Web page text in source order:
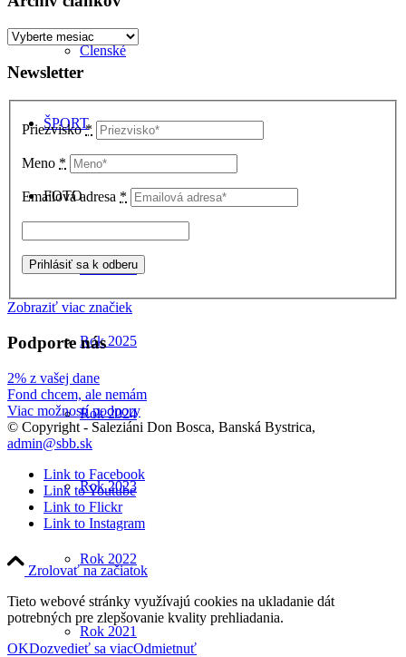
Členské
ŠPORT
FOTO
Rok 2026
Rok 2025
Rok 2024
Rok 2023
Rok 2022
Rok 2021
Archív
Newsletter
Priezvisko*
Meno *
Emailová adresa *
Zobraziť viac značiek
Podporte nás
2% z vašej dane
Fond chcem, ale nemám
Viac možností podpory
© Copyright - Saleziáni Don Bosca, Banská Bystrica,
admin@sbb.sk
Link to Facebook
Link to Youtube
Link to Flickr
Link to Instagram
Zrolovať na začiatok
Tieto webové stránky využívajú cookies na ukladanie dát
potrebných pre zlepšovanie kvality prehliadania.
OKDozvedieť sa viacOdmietnuť